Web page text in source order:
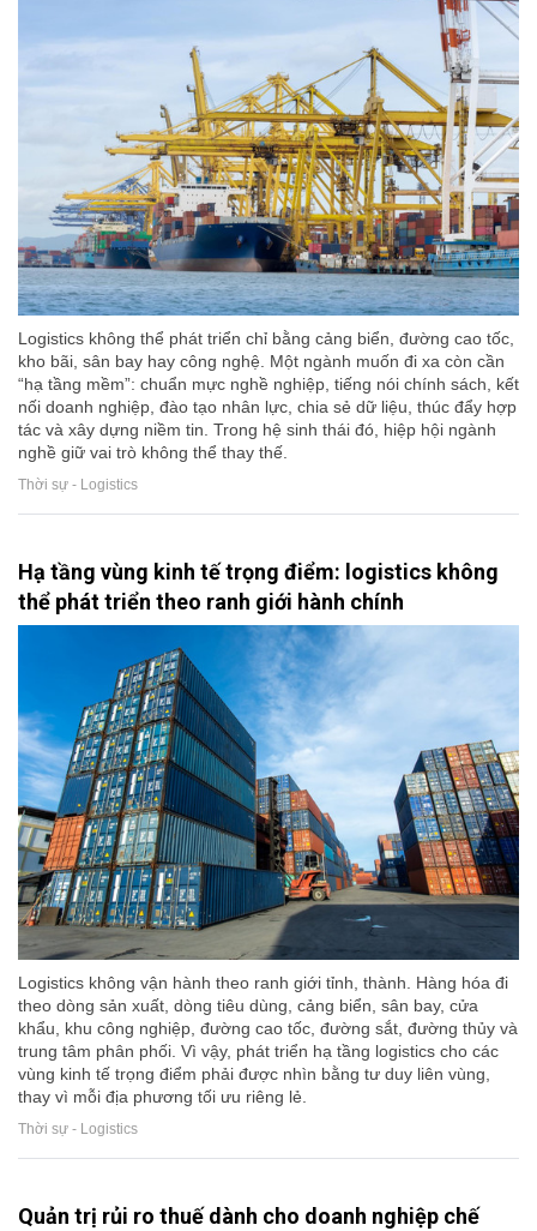
Logistics không thể phát triển chỉ bằng cảng biển, đường cao tốc,
kho bãi, sân bay hay công nghệ. Một ngành muốn đi xa còn cần
“hạ tầng mềm”: chuẩn mực nghề nghiệp, tiếng nói chính sách, kết
nối doanh nghiệp, đào tạo nhân lực, chia sẻ dữ liệu, thúc đẩy hợp
tác và xây dựng niềm tin. Trong hệ sinh thái đó, hiệp hội ngành
nghề giữ vai trò không thể thay thế.
Thời sự - Logistics
Hạ tầng vùng kinh tế trọng điểm: logistics không
thể phát triển theo ranh giới hành chính
Logistics không vận hành theo ranh giới tỉnh, thành. Hàng hóa đi
theo dòng sản xuất, dòng tiêu dùng, cảng biển, sân bay, cửa
khẩu, khu công nghiệp, đường cao tốc, đường sắt, đường thủy và
trung tâm phân phối. Vì vậy, phát triển hạ tầng logistics cho các
vùng kinh tế trọng điểm phải được nhìn bằng tư duy liên vùng,
thay vì mỗi địa phương tối ưu riêng lẻ.
Thời sự - Logistics
Quản trị rủi ro thuế dành cho doanh nghiệp chế